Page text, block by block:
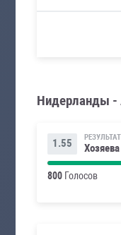
Нидерланды -
1.55 РЕЗУЛЬТАТ
800 Голосов